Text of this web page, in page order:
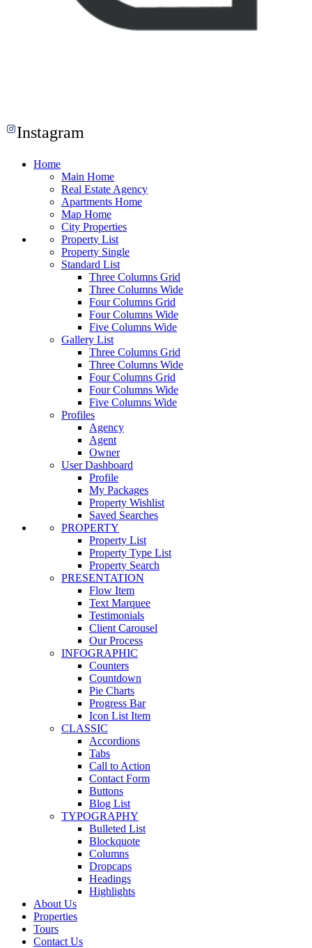
Instagram
Home
Main Home
Real Estate Agency
Apartments Home
Map Home
City Properties
Property List
Property Single
Standard List
Three Columns Grid
Three Columns Wide
Four Columns Grid
Four Columns Wide
Five Columns Wide
Gallery List
Three Columns Grid
Three Columns Wide
Four Columns Grid
Four Columns Wide
Five Columns Wide
Profiles
Agency
Agent
Owner
User Dashboard
Profile
My Packages
Property Wishlist
Saved Searches
PROPERTY
Property List
Property Type List
Property Search
PRESENTATION
Flow Item
Text Marquee
Testimonials
Client Carousel
Our Process
INFOGRAPHIC
Counters
Countdown
Pie Charts
Progress Bar
Icon List Item
CLASSIC
Accordions
Tabs
Call to Action
Contact Form
Buttons
Blog List
TYPOGRAPHY
Bulleted List
Blockquote
Columns
Dropcaps
Headings
Highlights
About Us
Properties
Tours
Contact Us